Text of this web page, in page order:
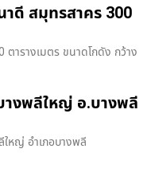
าดี สมุทรสาคร 300
ตารางเมตร ขนาดโกดัง กว้าง
บางพลีใหญ่ อ.บางพลี
หญ่ อำเภอบางพลี